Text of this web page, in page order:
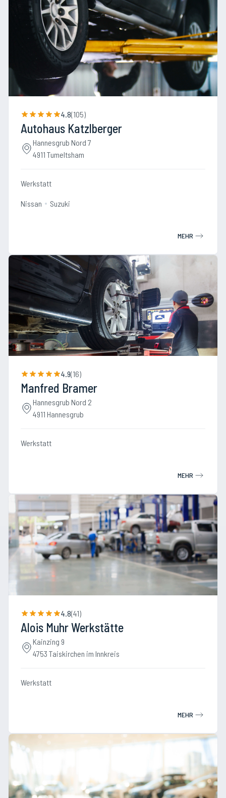
4.8(105)
Autohaus Katzlberger
Hannesgrub Nord 7
4911 Tumeltsham
Werkstatt
Nissan Suzuki
MEHR
4.9(16)
Manfred Bramer
Hannesgrub Nord 2
4911 Hannesgrub
Werkstatt
MEHR
4.8(41)
Alois Muhr Werkstätte
Kainzing 9
4753 Taiskirchen im Innkreis
Werkstatt
MEHR